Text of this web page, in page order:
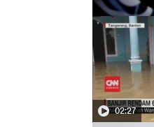
02:27